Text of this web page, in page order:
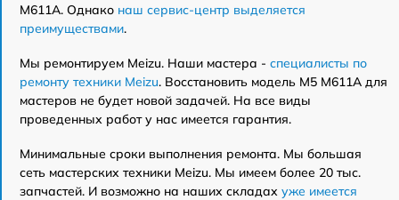
M611A. Однако наш сервис-центр выделяется
преимуществами.
Мы ремонтируем Meizu. Наши мастера - специалисты по
ремонту техники Meizu. Восстановить модель M5 M611A для
мастеров не будет новой задачей. На все виды
проведенных работ у нас имеется гарантия.
Минимальные сроки выполнения ремонта. Мы большая
сеть мастерских техники Meizu. Мы имеем более 20 тыс.
запчастей. И возможно на наших складах уже имеется